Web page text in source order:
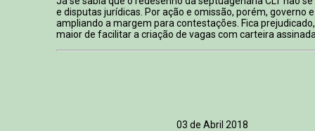
e disputas jurídicas. Por ação e omissão, porém, governo
ampliando a margem para contestações. Fica
maior de facilitar a criação de vagas com carteira
03 de Abril 2018